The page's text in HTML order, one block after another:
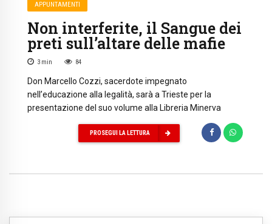
APPUNTAMENTI
Non interferite, il Sangue dei
preti sull’altare delle mafie
3 min 84
Don Marcello Cozzi, sacerdote impegnato
nell’educazione alla legalità, sarà a Trieste per la
presentazione del suo volume alla Libreria Minerva
PROSEGUI LA LETTURA